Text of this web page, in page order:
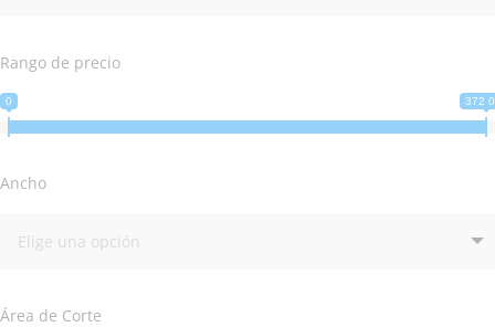
Rango de precio
0 372
Ancho
Área de Corte